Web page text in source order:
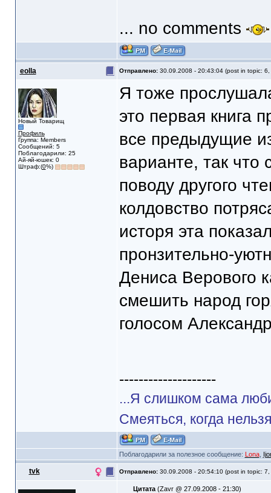
... no comments
eolla Отправлено: 30.09.2008 - 20:43:04 (post in topic: 6,
Новый Товарищ
Профиль
Группа: Members
Сообщений: 5
Поблагодарили: 25
Ай-яй-юшек: 0
Штраф:(0%)
Я тоже
это первая книга
все предыдущие
варианте, так что
поводу другого
колдовство
исторя эта
пронзительно-
Дениса Верового
смешить народ
голосом
--------------------
...Я слишком сама
Смеяться, когда
Поблагодарили за полезное сообщение: Lona,
tvk Отправлено: 30.09.2008 - 20:54:10 (post in topic: 7,
Цитата(Zavr @ 27.09.2008 - 21:30)